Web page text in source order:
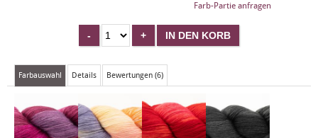
Farb-Partie anfragen
Farbauswahl Details Bewertungen (6)